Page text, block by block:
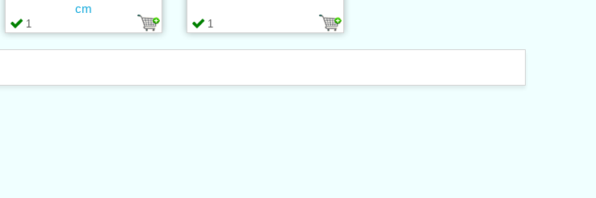
1
cm
1